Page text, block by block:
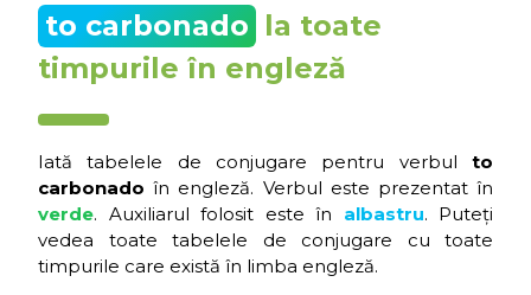
to carbonado la toate
timpurile în engleză
Iată tabelele de conjugare pentru verbul to
carbonado în engleză. Verbul este prezentat în
verde. Auxiliarul folosit este în albastru. Puteți
vedea toate tabelele de conjugare cu toate
timpurile care există în limba engleză.